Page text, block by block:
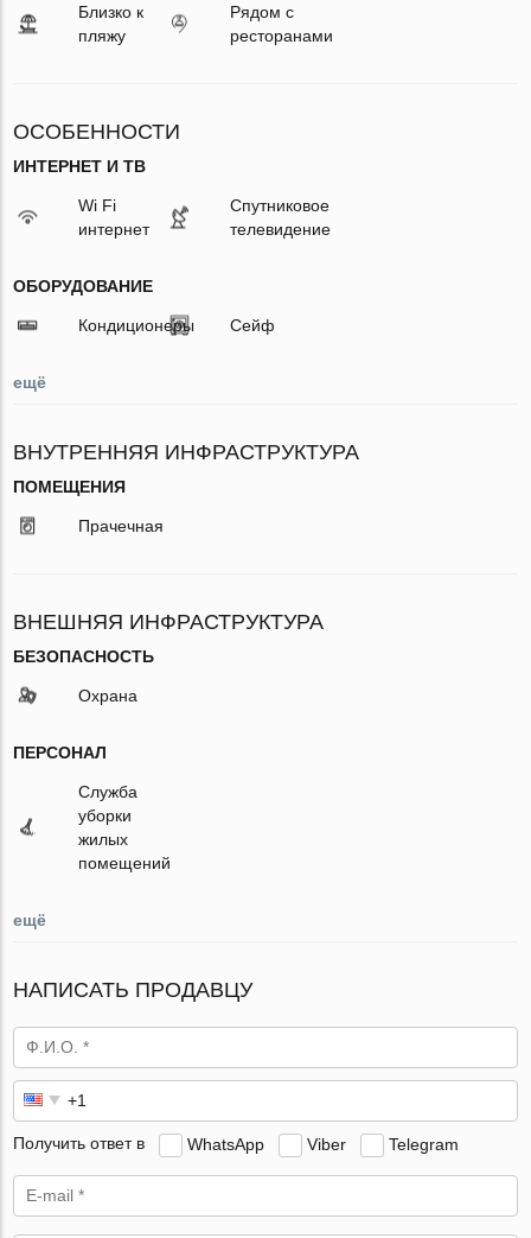
Близко к
пляжу
Рядом с
ресторанами
ОСОБЕННОСТИ
ИНТЕРНЕТ И ТВ
Wi Fi
интернет
Спутниковое
телевидение
ОБОРУДОВАНИЕ
Кондиционеры Сейф
ещё
ВНУТРЕННЯЯ ИНФРАСТРУКТУРА
ПОМЕЩЕНИЯ
Прачечная
ВНЕШНЯЯ ИНФРАСТРУКТУРА
БЕЗОПАСНОСТЬ
Охрана
ПЕРСОНАЛ
Служба
уборки
жилых
помещений
ещё
НАПИСАТЬ ПРОДАВЦУ
Получить ответ в WhatsApp Viber Telegram